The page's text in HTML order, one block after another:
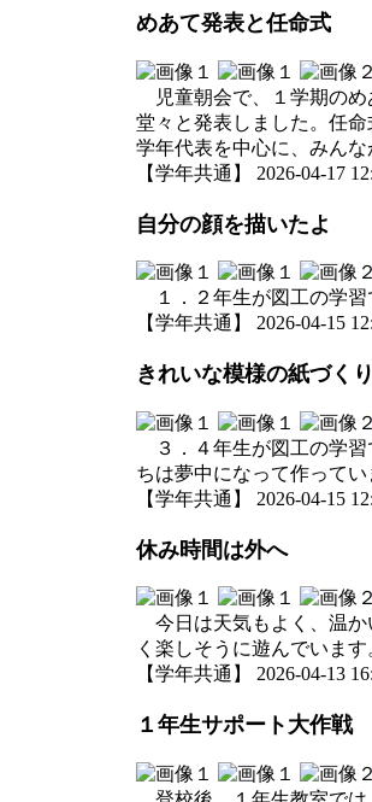
めあて発表と任命式
児童朝会で、１学期のめ
堂々と発表しました。任
学年代表を中心に、みん
【学年共通】 2026-04-17
自分の顔を描いたよ
１．２年生が図工の学習
【学年共通】 2026-04-15
きれいな模様の紙づくり
３．４年生が図工の学習
ちは夢中になって作ってい
【学年共通】 2026-04-15
休み時間は外へ
今日は天気もよく、温か
く楽しそうに遊んでいます
【学年共通】 2026-04-13
１年生サポート大作戦